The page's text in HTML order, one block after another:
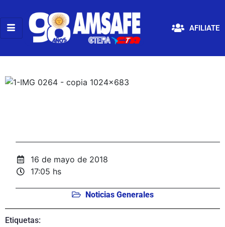
AFILIATE
16 de mayo de 2018
17:05 hs
Noticias Generales
Etiquetas: